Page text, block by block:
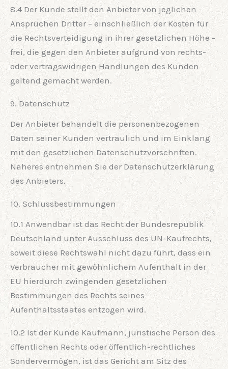
8.4 Der Kunde stellt den Anbieter von jeglichen
Ansprüchen Dritter – einschließlich der Kosten für
die Rechtsverteidigung in ihrer gesetzlichen Höhe –
frei, die gegen den Anbieter aufgrund von rechts-
oder vertragswidrigen Handlungen des Kunden
geltend gemacht werden.
9. Datenschutz
Der Anbieter behandelt die personenbezogenen
Daten seiner Kunden vertraulich und im Einklang
mit den gesetzlichen Datenschutzvorschriften.
Näheres entnehmen Sie der Datenschutzerklärung
des Anbieters.
10. Schlussbestimmungen
10.1 Anwendbar ist das Recht der Bundesrepublik
Deutschland unter Ausschluss des UN-Kaufrechts,
soweit diese Rechtswahl nicht dazu führt, dass ein
Verbraucher mit gewöhnlichem Aufenthalt in der
EU hierdurch zwingenden gesetzlichen
Bestimmungen des Rechts seines
Aufenthaltsstaates entzogen wird.
10.2 Ist der Kunde Kaufmann, juristische Person des
öffentlichen Rechts oder öffentlich-rechtliches
Sondervermögen, ist das Gericht am Sitz des